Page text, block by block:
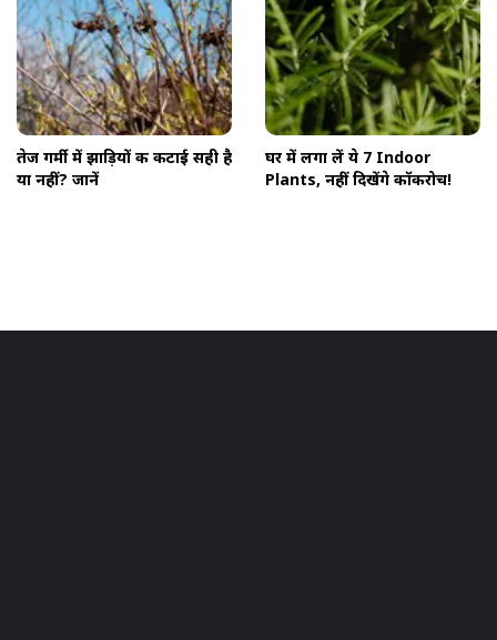
तेज गर्मी में झाड़ियों की कटाई सही है
या नहीं? जानें
घर में लगा लें ये 7 Indoor
Plants, नहीं दिखेंगे कॉकरोच!